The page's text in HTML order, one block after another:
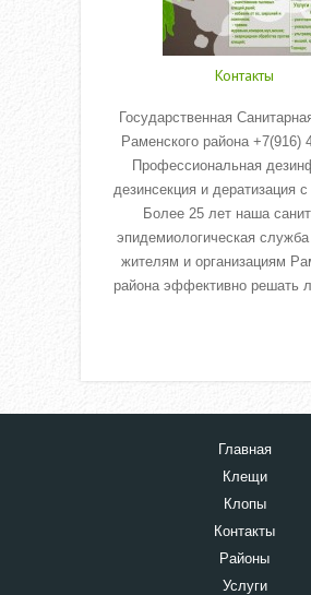
Контакты
Государственная
Раменского района +7(916)
Профессиональная
дезинсекция и дератизация
Более 25 лет наша
эпидемиологическая служба
жителям и организациям
района эффективно решать
Главная
Клещи
Клопы
Контакты
Районы
Услуги